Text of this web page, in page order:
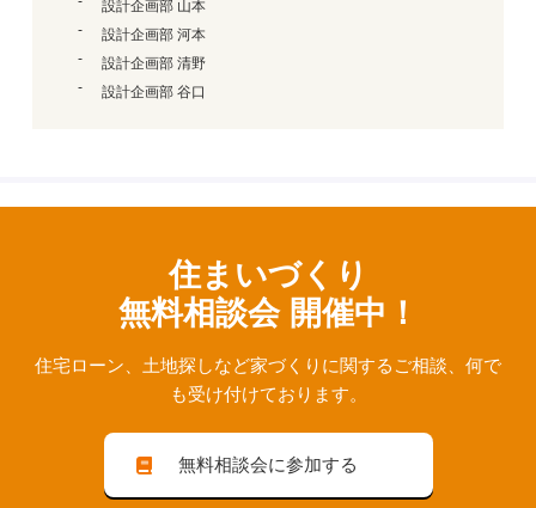
設計企画部 山本
設計企画部 河本
設計企画部 清野
設計企画部 谷口
住まいづくり
無料相談会 開催中！
住宅ローン、⼟地探しなど家づくりに関するご相談、 何で
も受け付けております。
無料相談会に参加する